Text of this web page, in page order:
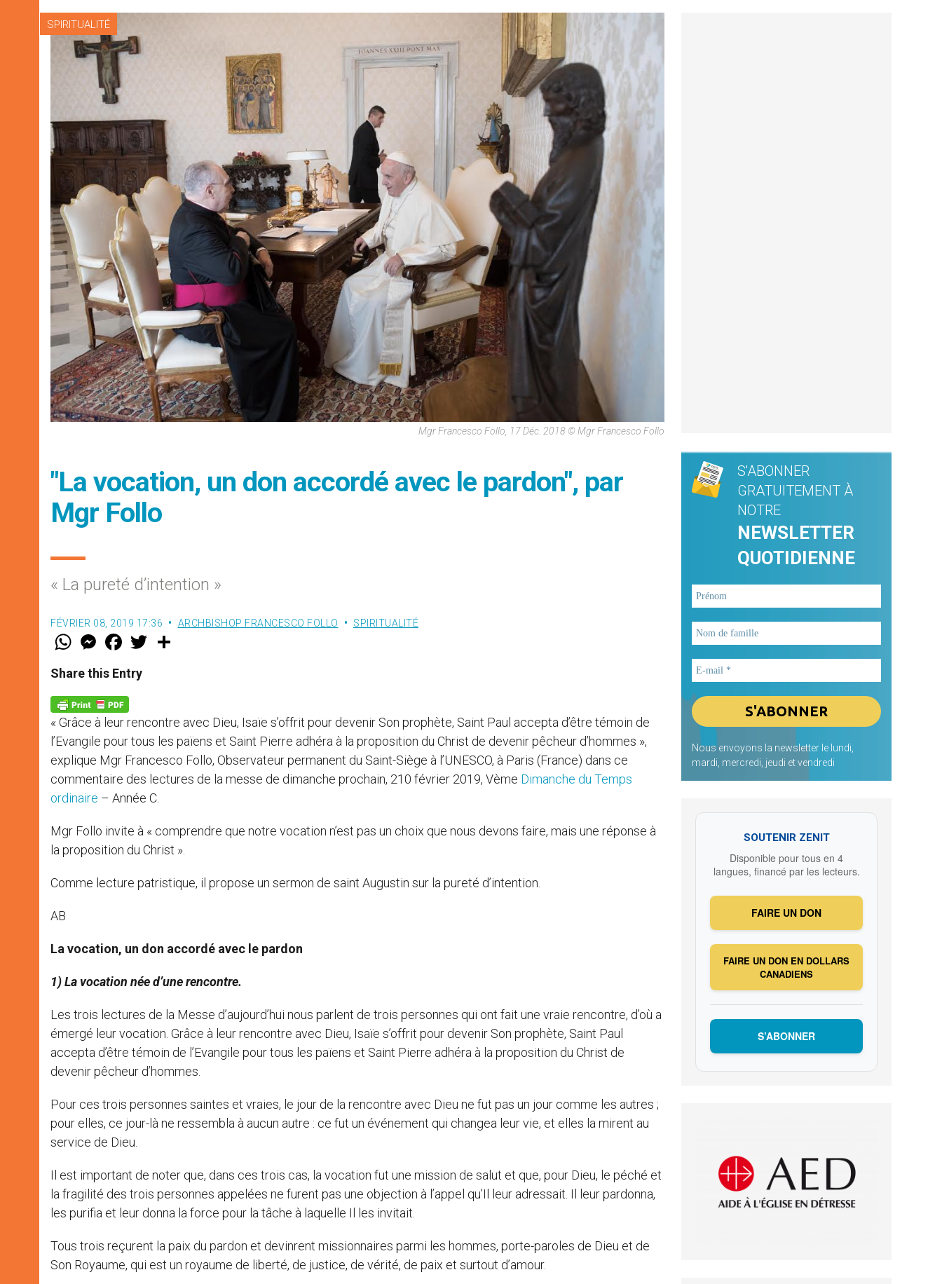
SPIRITUALITÉ
Mgr Francesco Follo, 17 Déc. 2018 © Mgr Francesco Follo
"La vocation, un don accordé avec le pardon", par
Mgr Follo
« La pureté d’intention »
FÉVRIER 08, 2019 17:36 ARCHBISHOP FRANCESCO FOLLO SPIRITUALITÉ
W
t
s
p
p
M
e
s
e
g
e
r
F
a
e
b
o
k
w
Share this Entry
« Grâce à leur rencontre avec Dieu, Isaïe s’offrit pour devenir Son prophète, Saint Paul accepta d’être témoin de
l’Evangile pour tous les païens et Saint Pierre adhéra à la proposition du Christ de devenir pêcheur d’hommes »,
explique Mgr Francesco Follo, Observateur permanent du Saint-Siège à l’UNESCO, à Paris (France) dans ce
commentaire des lectures de la messe de dimanche prochain, 210 février 2019, Vème Dimanche du Temps
ordinaire – Année C.
Mgr Follo invite à « comprendre que notre vocation n’est pas un choix que nous devons faire, mais une réponse à
la proposition du Christ ».
Comme lecture patristique, il propose un sermon de saint Augustin sur la pureté d’intention.
AB
La vocation, un don accordé avec le pardon
1) La vocation née d’une rencontre.
Les trois lectures de la Messe d’aujourd’hui nous parlent de trois personnes qui ont fait une vraie rencontre, d’où a
émergé leur vocation. Grâce à leur rencontre avec Dieu, Isaïe s’offrit pour devenir Son prophète, Saint Paul
accepta d’être témoin de l’Evangile pour tous les païens et Saint Pierre adhéra à la proposition du Christ de
devenir pêcheur d’hommes.
Pour ces trois personnes saintes et vraies, le jour de la rencontre avec Dieu ne fut pas un jour comme les autres ;
pour elles, ce jour-là ne ressembla à aucun autre : ce fut un événement qui changea leur vie, et elles la mirent au
service de Dieu.
Il est important de noter que, dans ces trois cas, la vocation fut une mission de salut et que, pour Dieu, le péché et
la fragilité des trois personnes appelées ne furent pas une objection à l’appel qu’Il leur adressait. Il leur pardonna,
les purifia et leur donna la force pour la tâche à laquelle Il les invitait.
Tous trois reçurent la paix du pardon et devinrent missionnaires parmi les hommes, porte-paroles de Dieu et de
Son Royaume, qui est un royaume de liberté, de justice, de vérité, de paix et surtout d’amour.
S'ABONNER
GRATUITEMENT À
NOTRE
NEWSLETTER
QUOTIDIENNE
Nous envoyons la newsletter le lundi,
mardi, mercredi, jeudi et vendredi
SOUTENIR ZENIT
Disponible pour tous en 4
langues, financé par les lecteurs.
FAIRE UN DON
FAIRE UN DON EN DOLLARS
CANADIENS
S’ABONNER